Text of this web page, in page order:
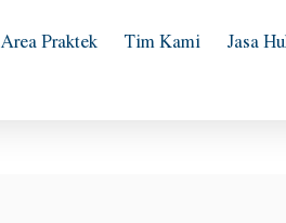
Area Praktek Tim Kami Jasa